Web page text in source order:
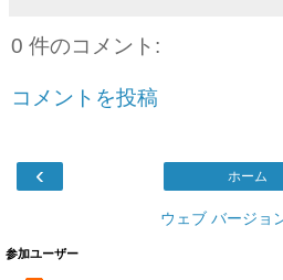
0 件のコメント:
コメントを投稿
‹ ホーム
ウェブ バージョ
参加ユーザー